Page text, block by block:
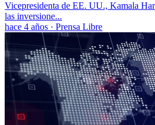
Vicepresidenta de EE. UU., Kamala
las inversione...
hace 4 años · Prensa Libre